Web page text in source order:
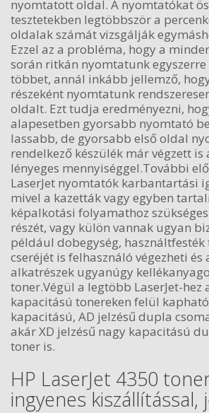
nyomtatott oldal. A nyomtatókat
tesztetekben legtöbbször a
oldalak számát vizsgálják
Ezzel az a probléma, hogy a
során ritkán nyomtatunk
többet, annál inkább jellemző,
részeként nyomtatunk
oldalt. Ezt tudja eredményezni,
alapesetben gyorsabb nyomtató
lassabb, de gyorsabb első oldal
rendelkező készülék már végzett is
lényeges mennyiséggel.További
LaserJet nyomtatók karbantartási
mivel a kazetták vagy egyben
képalkotási folyamathoz
részét, vagy külön vannak ugyan
például dobegység, használtfesték
cseréjét is felhasználó végezheti és
alkatrészek ugyanúgy
toner.Végül a legtöbb LaserJet-hez
kapacitású tonereken felül
kapacitású, AD jelzésű dupla
akár XD jelzésű nagy kapacitású
toner is.
HP LaserJet 4350
ingyenes kiszállítással,